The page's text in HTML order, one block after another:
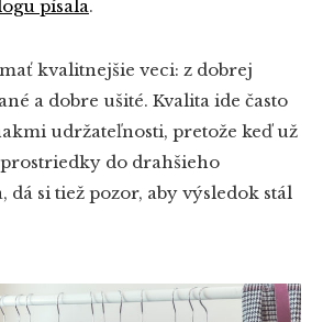
písala.
kvalitnejšie veci: z dobrej
a dobre ušité. Kvalita ide často
udržateľnosti, pretože keď už
do drahšieho
dá si tiež pozor, aby výsledok stál